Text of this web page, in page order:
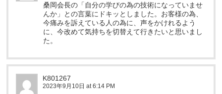
桑岡会長の「自分の学びの為の技術になっていませ
んか」との言葉にドキッとしました。お客様の為、
今痛みを訴えている人の為に、声をかけれるよう
に、今改めて気持ちを切替えて行きたいと思いまし
た。
K801267
2023年9月10日 at 6:14 PM